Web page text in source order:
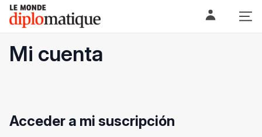
Skip
content
Le monde diplomatique
Mi cuenta
Acceder a mi suscripción